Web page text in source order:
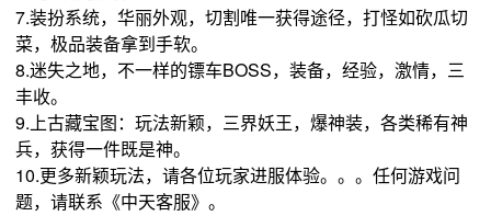
7.装扮系统，华丽外观，切割唯一获得途径，打怪如砍瓜切
菜，极品装备拿到手软。
8.迷失之地，不一样的镖车BOSS，装备，经验，激情，三
丰收。
9.上古藏宝图：玩法新颖，三界妖王，爆神装，各类稀有神
兵，获得一件既是神。
10.更多新颖玩法，请各位玩家进服体验。。。任何游戏问
题，请联系《中天客服》。